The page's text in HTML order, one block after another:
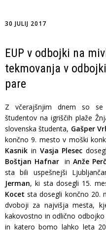
30 JULIJ 2017
EUP v odbojki na
tekmovanja v
pare
Z včerajšnjim dnem so se
študentov na igriščih plaže
slovenska študenta, Gašper
končno 9. mesto v moški
Kasnik in Vasja Plesec
Boštjan Hafnar inAnže
sta bili uspešnejši
Jerman, ki sta dosegli 15.
Kocet sta dosegli končno 20.
dvoboji za najvišja mesta,
kakovostno in odlično
in katero bomo lahko leta